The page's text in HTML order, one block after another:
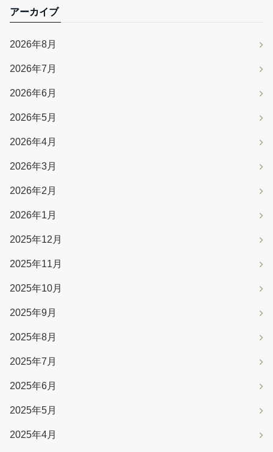
アーカイブ
2026年8月
2026年7月
2026年6月
2026年5月
2026年4月
2026年3月
2026年2月
2026年1月
2025年12月
2025年11月
2025年10月
2025年9月
2025年8月
2025年7月
2025年6月
2025年5月
2025年4月